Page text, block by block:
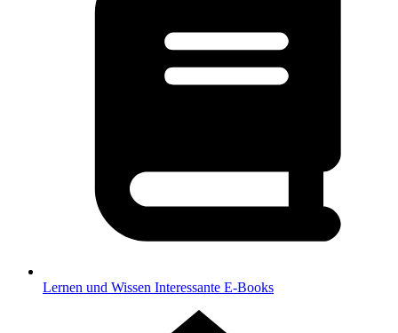
Lernen und Wissen Interessante E-Books